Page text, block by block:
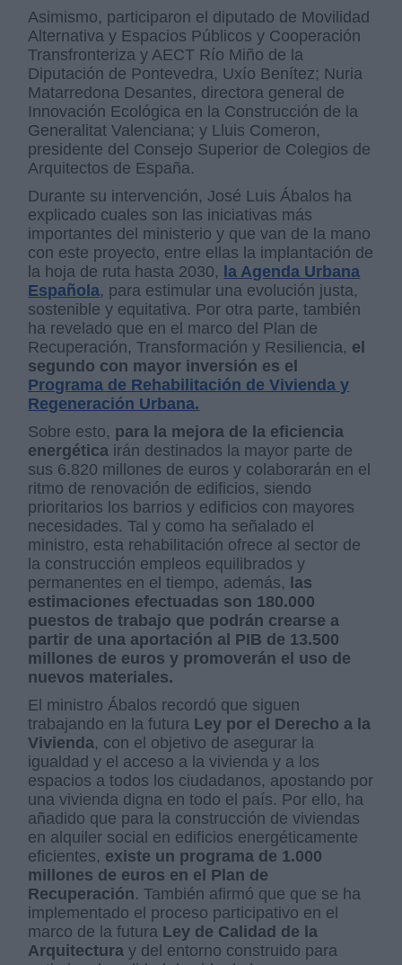
Asimismo, participaron el diputado de Movilidad
Alternativa y Espacios Públicos y Cooperación
Transfronteriza y AECT Río Miño de la
Diputación de Pontevedra, Uxío Benítez; Nuria
Matarredona Desantes, directora general de
Innovación Ecológica en la Construcción de la
Generalitat Valenciana; y Lluis Comeron,
presidente del Consejo Superior de Colegios de
Arquitectos de España.
Durante su intervención, José Luis Ábalos ha
explicado cuales son las iniciativas más
importantes del ministerio y que van de la mano
con este proyecto, entre ellas la implantación de
la hoja de ruta hasta 2030, la Agenda Urbana
Española, para estimular una evolución justa,
sostenible y equitativa. Por otra parte, también
ha revelado que en el marco del Plan de
Recuperación, Transformación y Resiliencia, el
segundo con mayor inversión es el
Programa de Rehabilitación de Vivienda y
Regeneración Urbana.
Sobre esto, para la mejora de la eficiencia
energética irán destinados la mayor parte de
sus 6.820 millones de euros y colaborarán en el
ritmo de renovación de edificios, siendo
prioritarios los barrios y edificios con mayores
necesidades. Tal y como ha señalado el
ministro, esta rehabilitación ofrece al sector de
la construcción empleos equilibrados y
permanentes en el tiempo, además,
las
estimaciones efectuadas son 180.000
puestos de trabajo que podrán crearse a
partir de una aportación al PIB de 13.500
millones de euros y promoverán el uso de
nuevos materiales.
El ministro Ábalos recordó que siguen
trabajando en la futura Ley por el Derecho a la
Vivienda, con el objetivo de asegurar la
igualdad y el acceso a la vivienda y a los
espacios a todos los ciudadanos, apostando por
una vivienda digna en todo el país. Por ello, ha
añadido que para la construcción de viviendas
en alquiler social en edificios energéticamente
eficientes, existe un programa de 1.000
millones de euros en el Plan de
Recuperación. También afirmó que que se ha
implementado el proceso participativo en el
marco de la futura Ley de Calidad de la
Arquitectura y del entorno construido para